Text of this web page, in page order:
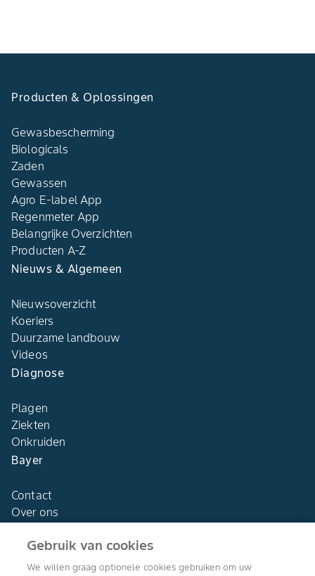
Producten & Oplossingen
Gewasbescherming
Biologicals
Zaden
Gewassen
Agro E-label App
Regenmeter App
Belangrijke Overzichten
Producten A-Z
Nieuws & Algemeen
Nieuwsoverzicht
Koeriers
Duurzame landbouw
Videos
Diagnose
Plagen
Ziekten
Onkruiden
Bayer
Contact
Over ons
Gebruik van cookies
We willen graag optionele cookies gebruiken om uw